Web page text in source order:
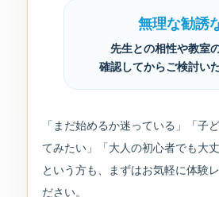
無理な勧誘
先生との相性や教室
確認してからご検討い
「まだ始めるか迷っている」「子
てみたい」「大人の初心者でも大
という方も、まずはお気軽に体験
ださい。